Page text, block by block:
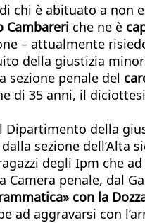
chi è abituato a
Cambareri che ne è
– attualmente
della giustizia
sezione penale del
di 35 anni, il
della
sezione dell’Alta
degli Ipm che
penale, dal
con la
ad aggravarsi con